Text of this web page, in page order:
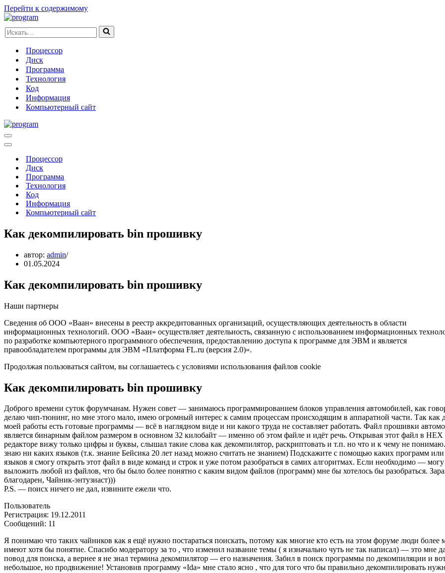
Перейти к содержимому
Искать...
Процессор
Диск
Программа
Технология
Код
Информация
Компьютерный сайт
Меню
навигации
Меню
навигацииПроцессор
Диск
Программа
Технология
Код
Информация
Компьютерный сайт
Как декомпилировать bin прошивку
автор: admin
01.05.2024
Как декомпилировать bin прошивку
Наши партнеры
Сведения об ООО «Ваан» внесены в реестр аккредитованных организаций, осуществляющих деятельность в области
информационных технологий. ООО «Ваан» осуществляет деятельность, связанную с использованием информационных
по разработке компьютерного программного обеспечения, предоставлению доступа к программе для ЭВМ и является
правообладателем программы для ЭВМ «Платформа FL.ru (версия 2.0)».
Продолжая пользоваться сайтом, вы соглашаетесь с условиями использования файлов cookie
Как декомпилировать bin прошивку
Доброго времени суток форумчанам. Нужен совет — занимаюсь программированием блоков управления автомобилей, как
делаю чип-тюнинг, но мне этого мало, имею огромный интерес к самим процессам происходящим в аппаратной части. Так как
моей работы есть готовые программы — всё в наглядном виде и ни какого труда не составляет работать. Файл прошивки
является бинарным файлом размером в основном 32 килобайт — именно об этом файле и идёт речь. Открывая этот файл в НЕХ
редакторе вижу только цифры и буквы, слышал такие слова как декомпилятор, раскриптовать и т.п. но что и к чему не
знаю ни каких языков (т.к. знание Бейсика 20 лет назад можно считать не знанием) Подскажите с помощью каких программ или
языков я смогу открыть этот файл в виде команд и строк и уже потом разобраться в самих алгоритмах. Если необходимо — могу
выложить любой из файлов, что бы было более понятно с каким видом файлов (программ) мне бы хотелось бы разобраться.
благодарен, Чайник-энтузиаст)))
P.S. — поисх ничего не дал, извините ежели что.
Пользователь
Регистрация: 19.12.2011
Сообщений: 11
Я понимаю что таких чайников как я ещё нужно постараться поискать, потому как многие кто есть на этом форуме люди более
имеют хотя бы понятие. Спасибо модератору за то , что изменил название темы ( я изначально чуть не так написал) — это мне
повод для поиска, а вернее я не знал термина декомпилятор — его назначения. Забил в поиск программы по декомпиляции и
небольшое, но продвижение! Установив программу «Ida» мне стало ясно , что для того что бы правильно декомпилировать